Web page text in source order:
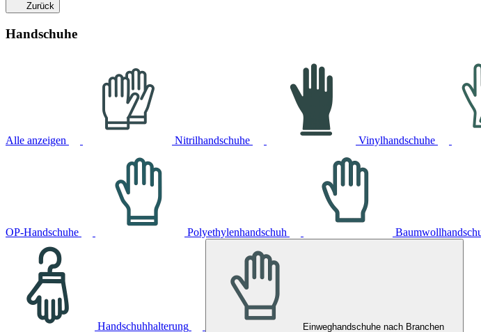
Zurück
Handschuhe
Alle anzeigen Nitrilhandschuhe Vinylhandschuhe
OP-Handschuhe Polyethylenhandschuh
Handschuhhalterung
Einweghandschuhe nach Branchen